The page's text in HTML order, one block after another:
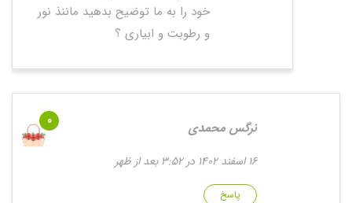
خود را به ما توضیح بدهید ماننذ نور
و رطوبت و ابیاری ؟
نرگس محمدی
16 اسفند 1402 در 3:52 بعد از ظهر
پاسخ
0